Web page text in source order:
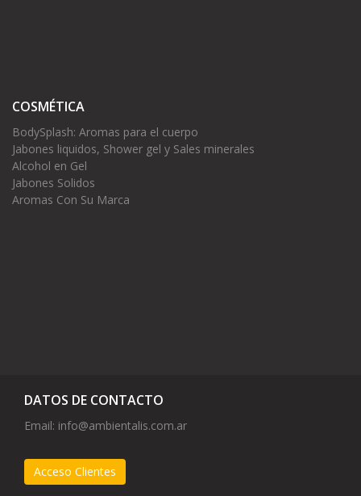
COSMÉTICA
BodySplash: Aromas para el cuerpo
Jabones liquidos, Shower gel y Sales minerales
Alcohol en Gel
Jabones Solidos
Aromas Con Su Marca
DATOS DE CONTACTO
Email: info@ambientalis.com.ar
Acceso Clientes